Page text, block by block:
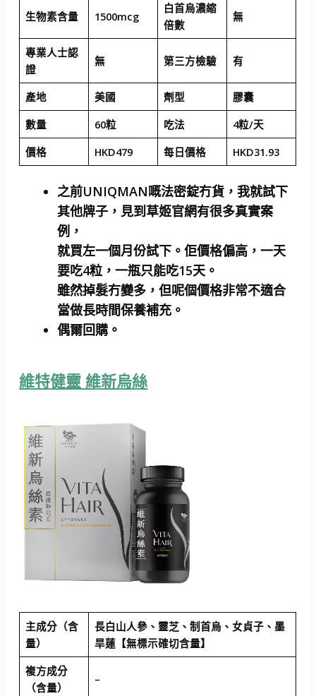
生物素含量 1500mcg
白首烏濃縮
倍數
無
專業人士認
證
無 第三方檢驗 有
產地 美國 劑型
膠囊
數量
60粒 吃法
4粒/天
價格
HKD479 每日價格 HKD31.93
之前UNIQMAN嘅法密錠冇貨，我就試下
其他牌子，見到草姬官網有很多真實案
例，
就買左一個月份試下。佢價格偏高，一天
要吃4粒，一瓶只能吃15天。
雖然掉髮冇變多，但呢個價格非常不適合
當做長時間保養補充。
偶爾回購。
維特健靈 維新烏絲
主成分（含
量）
長白山人參、靈芝、制首烏、女貞子、墨
旱蓮【無標示確切含量】
複方成分
（含量）
–